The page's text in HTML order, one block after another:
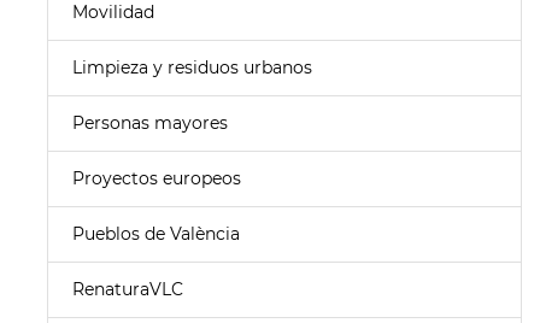
Movilidad
Limpieza y residuos urbanos
Personas mayores
Proyectos europeos
Pueblos de València
RenaturaVLC